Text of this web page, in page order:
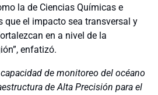
la de Ciencias Químicas e
que el impacto sea transversal y
en a nivel de la
enfatizó.
de monitoreo del océano
de Alta Precisión para el